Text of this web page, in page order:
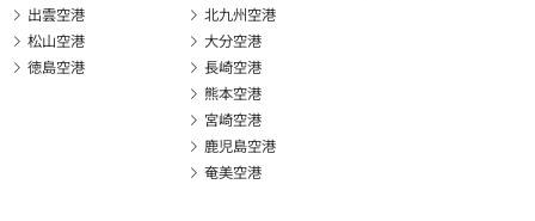
出雲空港
松山空港
徳島空港
北九州空港
大分空港
長崎空港
熊本空港
宮崎空港
鹿児島空港
奄美空港